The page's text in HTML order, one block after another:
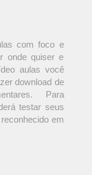
com foco e
onde quiser e
aulas você
download de
Para
testar seus
em